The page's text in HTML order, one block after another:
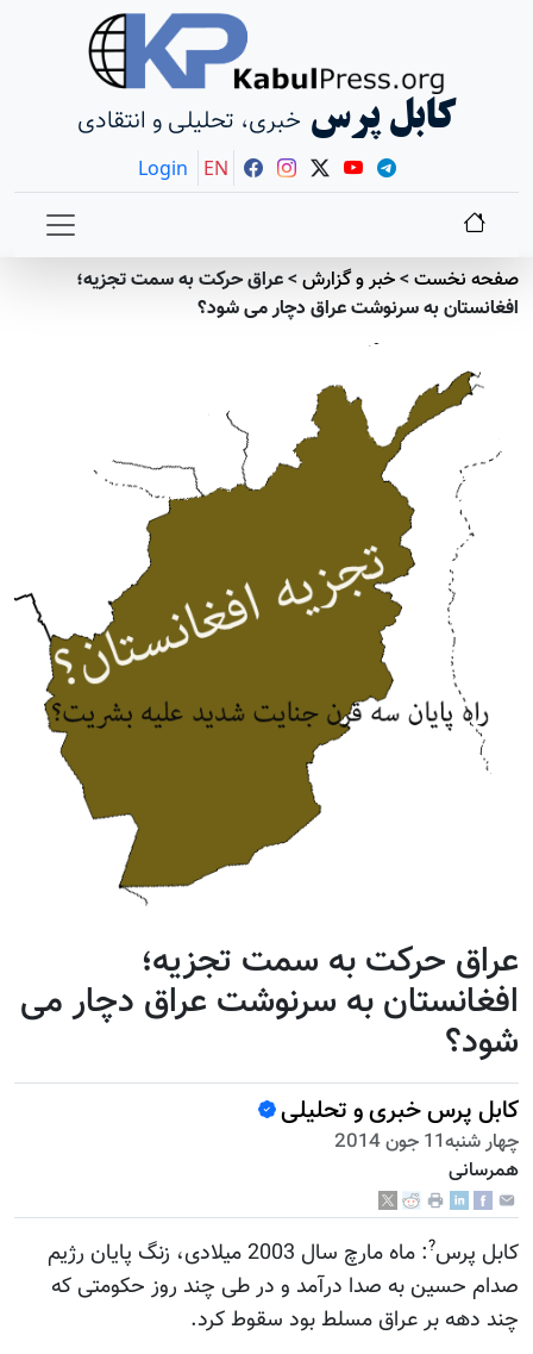
کابل پرس خبری، تحلیلی و انتقادی
Login EN
صفحه نخست>خبر و گزارش>عراق حرکت به سمت تجزیه؛
افغانستان به سرنوشت عراق دچار می شود؟
عراق حرکت به سمت تجزیه؛
افغانستان به سرنوشت عراق دچار می
شود؟
کابل پرس خبری و تحلیلی
چهار شنبه11 جون 2014
همرسانی
کابل پرس?
: ماه مارچ سال 2003 میلادی، زنگ پایان رژيم
صدام حسین به صدا درآمد و در طی چند روز حکومتی که
چند دهه بر عراق مسلط بود سقوط کرد.